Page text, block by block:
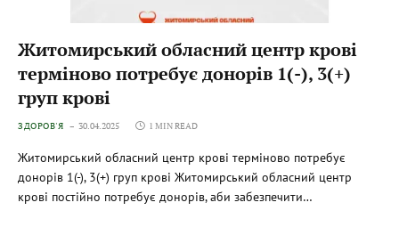
Житомирський обласний центр крові
терміново потребує донорів 1(-), 3(+)
груп крові
ЗДОРОВ'Я 30.04.2025 1 MIN READ
Житомирський обласний центр крові терміново потребує
донорів 1(-), 3(+) груп крові Житомирський обласний центр
крові постійно потребує донорів, аби забезпечити…